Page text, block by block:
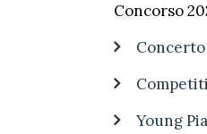
Concorso
Young